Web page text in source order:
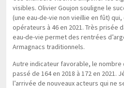
visibles. Olivier Goujon souligne le
(une eau-de-vie non vieillie en fût)
opérateurs à 46 en 2021. Très prisée
eau-de-vie permet des rentrées
Armagnacs traditionnels.
Autre indicateur favorable, le
passé de 164 en 2018 à 172 en 2021.
l’arrivée de nouveaux acteurs qui ne